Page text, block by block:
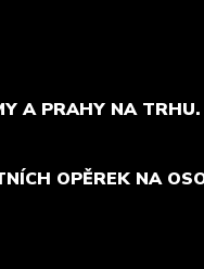
A PRAHY NA TRHU.
OPĚREK NA